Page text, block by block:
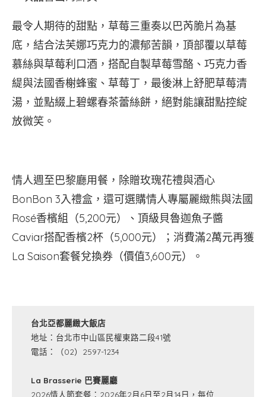
最令人期待的甜點，草莓三重奏以巴芮脆片為基
底，結合法芙娜巧克力的濃郁苦韻，頂部覆以草莓
慕絲與草莓利口酒，搭配自製草莓雪酪、巧克力香
緹與法國香榭蜂蜜、草莓丁，最後淋上舒肥草莓清
湯，並點綴上碧螺春茶蕾絲餅，絕對能讓甜點控綻
放微笑。
情人週至巴黎廳用餐，除贈玫瑰花禮與酒心
BonBon 3入禮盒，還可選購情人專屬麗緻熊與法國
Rosé香檳組（5,200元）、頂級貝魯迦魚子醬
Caviar搭配香檳2杯（5,000元）；消費滿2萬元再獲
La Saison套餐兌換券（價值3,600元）。
台北亞都麗緻大飯店
地址：台北市中山區民權東路二段41號
電話：（02）2597-1234
La Brasserie 巴賽麗廳
2026情人節套餐：2026年2月6日至2月14日，每位